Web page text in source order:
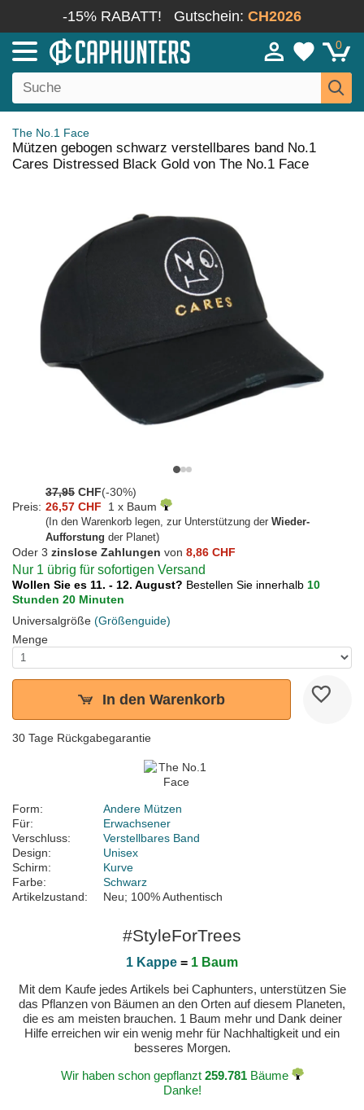
-15% RABATT! Gutschein: CH2026
0
The No.1 Face
Mützen gebogen schwarz verstellbares band No.1
Cares Distressed Black Gold von The No.1 Face
37,95 CHF(-30%)
Preis: 26,57 CHF 1 x Baum
(In den Warenkorb legen, zur Unterstützung der Wieder-
Aufforstung der Planet)
Oder 3 zinslose Zahlungen von 8,86 CHF
Nur 1 übrig für sofortigen Versand
Wollen Sie es 11. - 12. August? Bestellen Sie innerhalb 10
Stunden 20 Minuten
Universalgröße (Größenguide)
Menge
In den Warenkorb
30 Tage Rückgabegarantie
Form:
Andere Mützen
Für:
Erwachsener
Verschluss:
Verstellbares Band
Design:
Unisex
Schirm:
Kurve
Farbe:
Schwarz
Artikelzustand:
Neu; 100% Authentisch
#StyleForTrees
1 Kappe = 1 Baum
Mit dem Kaufe jedes Artikels bei Caphunters, unterstützen Sie
das Pflanzen von Bäumen an den Orten auf diesem Planeten,
die es am meisten brauchen. 1 Baum mehr und Dank deiner
Hilfe erreichen wir ein wenig mehr für Nachhaltigkeit und ein
besseres Morgen.
Wir haben schon gepflanzt 259.781Bäume
Danke!